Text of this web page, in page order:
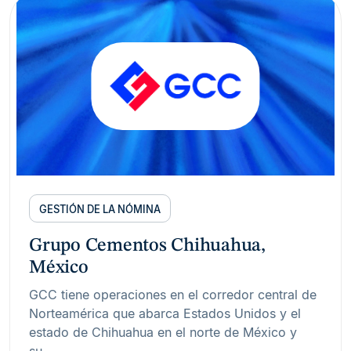
GESTIÓN DE LA NÓMINA
Grupo Cementos Chihuahua,
México
GCC tiene operaciones en el corredor central de
Norteamérica que abarca Estados Unidos y el
estado de Chihuahua en el norte de México y